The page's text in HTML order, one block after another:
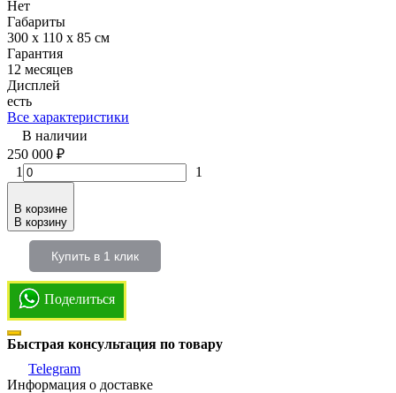
Нет
Габариты
300 x 110 x 85 см
Гарантия
12 месяцев
Дисплей
есть
Все характеристики
В наличии
250 000 ₽
1
1
В корзине
В корзину
Купить в 1 клик
Поделиться
Быстрая консультация по товару
Telegram
Информация о доставке